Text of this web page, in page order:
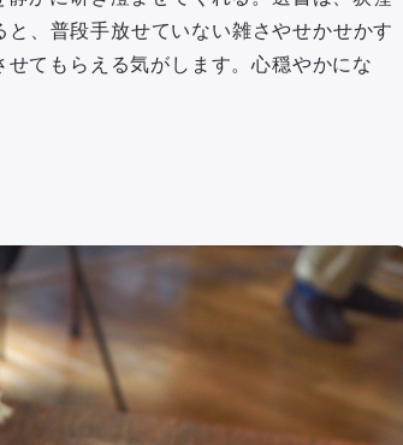
、普段手放せていない雑さやせかせかす
てもらえる気がします。心穏やかにな